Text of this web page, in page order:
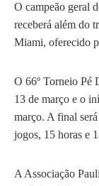
O campeão geral
receberá além do
Miami, oferecido
O 66º Torneio Pé
13 de março e o
março. A final
jogos, 15 horas e
A Associação